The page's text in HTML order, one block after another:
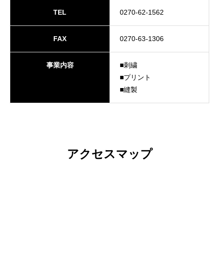
TEL 0270-62-1562
FAX 0270-63-1306
事業内容
■刺繍
■プリント
■縫製
アクセスマップ